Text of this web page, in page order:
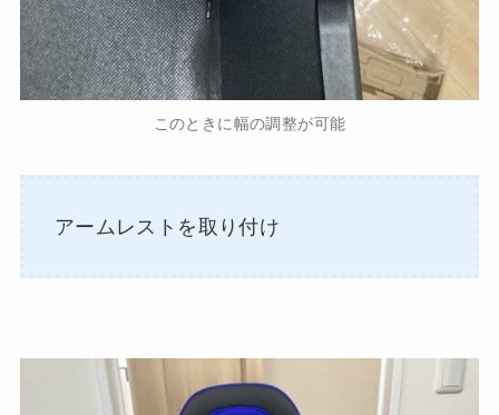
このときに幅の調整が可能
アームレストを取り付け